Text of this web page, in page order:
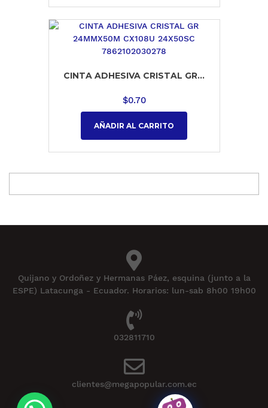
CINTA ADHESIVA CRISTAL GR...
$0.70
AÑADIR AL CARRITO
Quijano y Ordoñez y Hermanas Páez, esquina (junto a la
ESPE) Latacunga - Ecuador. Horarios: lun-sab 8h00 19h00
032811710
clientes@megapopular.com.ec